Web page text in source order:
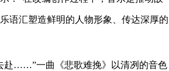
语汇塑造鲜明的人物形象、传达深厚的
赴……”一曲《悲歌难挽》以清冽的音色